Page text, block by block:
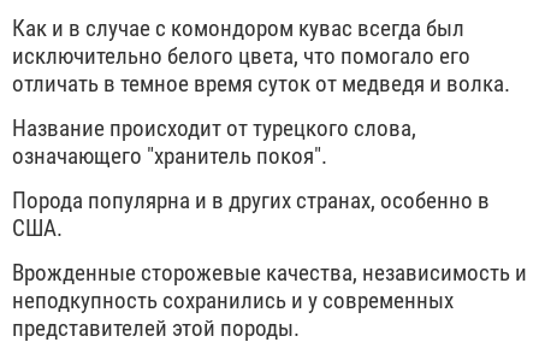
Как и в случае с комондором кувас всегда был
исключительно белого цвета, что помогало его
отличать в темное время суток от медведя и волка.
Название происходит от турецкого слова,
означающего "хранитель покоя".
Порода популярна и в других странах, особенно в
США.
Врожденные сторожевые качества, независимость и
неподкупность сохранились и у современных
представителей этой породы.